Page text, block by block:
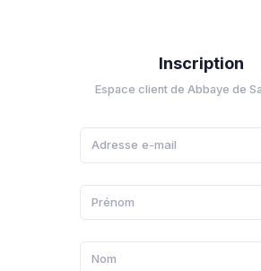
Inscription
Espace client de Abbaye de